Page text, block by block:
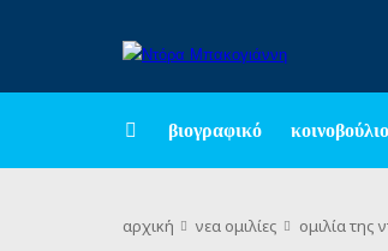
βιογραφικό κοινοβούλιο
αρχική νεα ομιλίες ομιλία της